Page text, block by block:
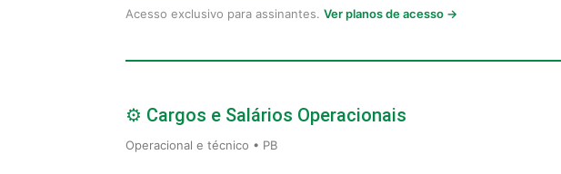
Acesso exclusivo para assinantes. Ver planos de acesso →
⚙️ Cargos e Salários Operacionais
Operacional e técnico • PB